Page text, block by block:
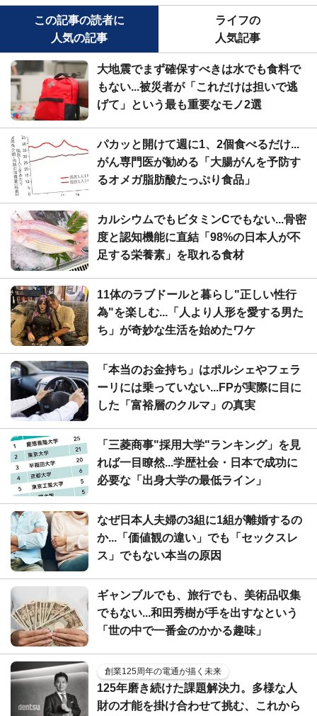
この記事の読者に
人気の記事
ライフの
人気記事
大地震でまず確保すべきは水でも食料で
もない...被災者が「これだけは担いで逃
げて」という最も重要なモノ2選
パカッと開けて週に1、2個食べるだけ...
がん専門医が勧める「大腸がんを予防す
るオメガ脂肪酸たっぷり食品」
カルシウムでもビタミンCでもない...骨密
度と認知機能に直結「98%の日本人が不
足する栄養素」を取れる食材
11体のラブドールと暮らし"正しい性行
為"を楽しむ...「人より人形を愛する男た
ち」が奇妙な生活を始めたワケ
「本当のお金持ち」はポルシェやフェラ
ーリには乗っていない...FPが実際に目に
した「富裕層のクルマ」の真実
「三菱商事"採用大学"ランキング」を見
れば一目瞭然...学歴社会・日本で成功に
必要な「出身大学の最低ライン」
なぜ日本人夫婦の3組に1組が離婚するの
か...「価値観の違い」でも「セックスレ
ス」でもない本当の原因
ギャンブルでも、旅行でも、美術品収集
でもない...和田秀樹が手を出すなという
「世の中で一番金のかかる趣味」
創業125周年の電通が描く未来
125年磨き続けた課題解決力。多様な人
財の才能を掛け合わせて挑む、これから